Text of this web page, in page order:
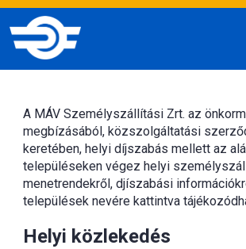
A MÁV Személyszállítási Zrt. az
megbízásából, közszolgáltatási
keretében, helyi díjszabás mellett az
településeken végez helyi
menetrendekről, djíszabási
települések nevére kattintva
Helyi közlekedés